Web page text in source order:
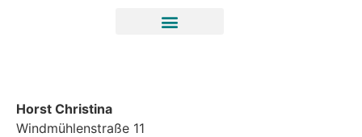
Horst Christina
Windmühlenstraße 11